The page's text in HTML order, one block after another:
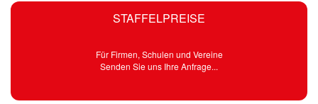
STAFFELPREISE
Für Firmen, Schulen und Vereine
Senden Sie uns Ihre Anfrage...